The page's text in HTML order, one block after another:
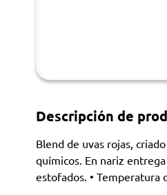
Descripción de
Blend de uvas rojas,
químicos. En nariz
estofados. • Temperatura